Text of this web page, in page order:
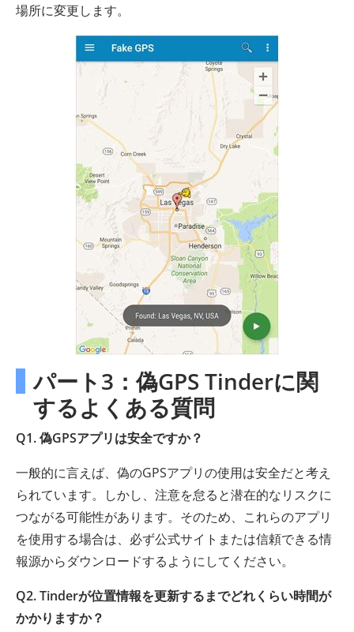
場所に変更します。
パート3：偽GPS Tinderに関
するよくある質問
Q1. 偽GPSアプリは安全ですか？
一般的に言えば、偽のGPSアプリの使用は安全だと考え
られています。しかし、注意を怠ると潜在的なリスクに
つながる可能性があります。そのため、これらのアプリ
を使用する場合は、必ず公式サイトまたは信頼できる情
報源からダウンロードするようにしてください。
Q2. Tinderが位置情報を更新するまでどれくらい時間が
かかりますか？